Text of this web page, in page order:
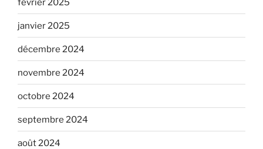
février 2025
janvier 2025
décembre 2024
novembre 2024
octobre 2024
septembre 2024
août 2024